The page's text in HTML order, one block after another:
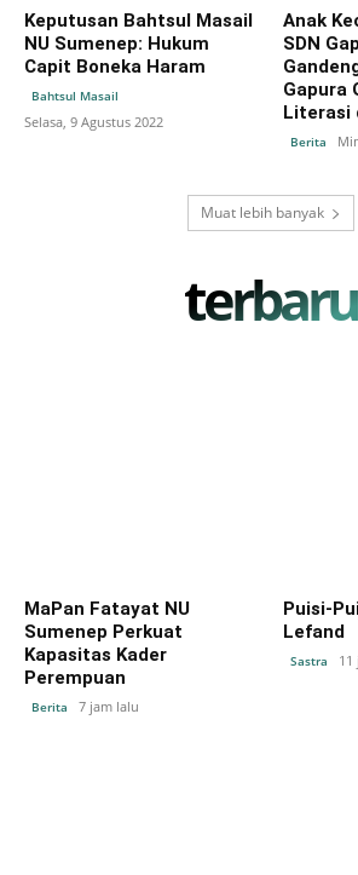
Keputusan Bahtsul Masail
NU Sumenep: Hukum
Capit Boneka Haram
Bahtsul Masail
Selasa, 9 Agustus 2022
Anak
SDN
Gapura
Literasi
Berita
Muat lebih banyak
terbaru
MaPan Fatayat NU
Sumenep Perkuat
Kapasitas Kader
Perempuan
Berita 7 jam lalu
Puisi-
Lefand
Sastra 11